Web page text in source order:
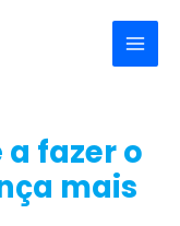
Main
Menu
fazer o
mais